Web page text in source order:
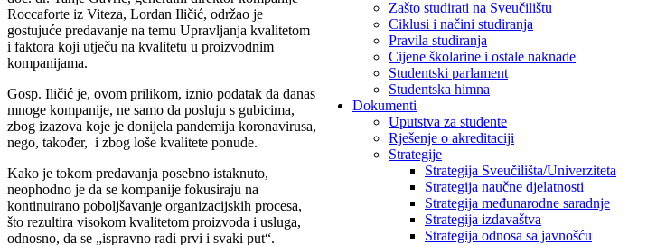
Zašto studirati na Sveučilištu
Ciklusi i načini studiranja
Pravila studiranja
Cijene školarine i ostale naknade
Studentski parlament
Studentska himna
Dokumenti
Uputstva za studente
Rješenje o akreditaciji
Strategije
Strategija Sveučilišta/Univerziteta
Strategija naučne djelatnosti
Strategija međunarodne saradnje
Strategija izdavaštva
Strategija odnosa sa javnošću
Roccaforte iz Viteza, Lordan Iličić, održao je
gostujuće predavanje na temu Upravljanja kvalitetom
i faktora koji utječu na kvalitetu u proizvodnim
kompanijama.
Gosp. Iličić je, ovom prilikom, iznio podatak da danas
mnoge kompanije, ne samo da posluju s gubicima,
zbog izazova koje je donijela pandemija koronavirusa,
nego, također, i zbog loše kvalitete ponude.
Kako je tokom predavanja posebno istaknuto,
neophodno je da se kompanije fokusiraju na
kontinuirano poboljšavanje organizacijskih procesa,
što rezultira visokom kvalitetom proizvoda i usluga,
odnosno, da se „ispravno radi prvi i svaki put“.